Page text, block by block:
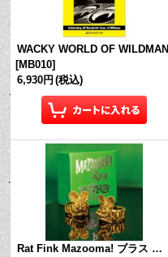
WACKY WORLD OF WILDMAN
[MB010]
6,930円 (税込)
Rat Fink Mazooma! ブラス リング